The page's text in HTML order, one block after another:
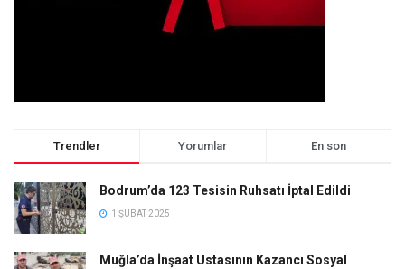
Trendler Yorumlar En son
Bodrum’da 123 Tesisin Ruhsatı İptal Edildi
1 ŞUBAT 2025
Muğla’da İnşaat Ustasının Kazancı Sosyal